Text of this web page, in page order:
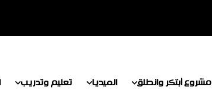
مشروع أبتكر وانطلق الميديا تعليم وتدريب